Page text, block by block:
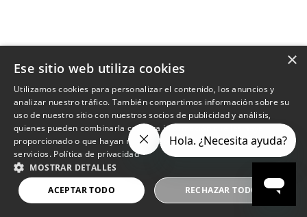
×
Ese sitio web utiliza cookies
Utilizamos cookies para personalizar el contenido, los anuncios y
analizar nuestro tráfico. También compartimos información sobre su
uso de nuestro sitio con nuestros socios de publicidad y análisis,
quienes pueden combinarla con otra información que les haya
proporcionado o que hayan recopilado a partir del uso de sus
servicios. Política de privacidad
MOSTRAR DETALLES
ACEPTAR TODO
RECHAZAR TODO